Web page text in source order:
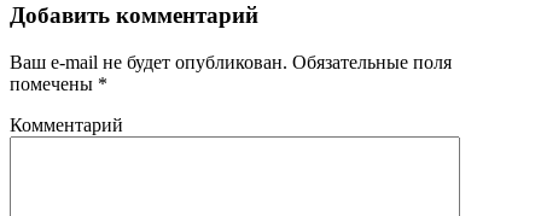
Добавить комментарий
Ваш e-mail не будет опубликован. Обязательные поля
помечены *
Комментарий